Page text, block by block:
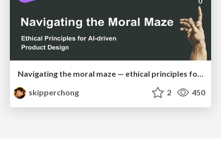
skipperchong
2 450